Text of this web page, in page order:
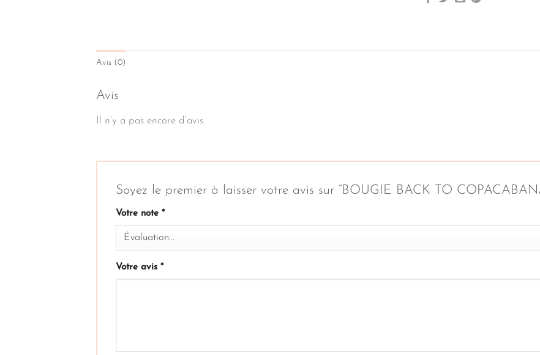
Avis (0)
Avis
Il n’y a pas encore d’avis.
Soyez le premier à laisser votre avis sur “BOUGIE BACK TO
Votre note *
Votre avis *